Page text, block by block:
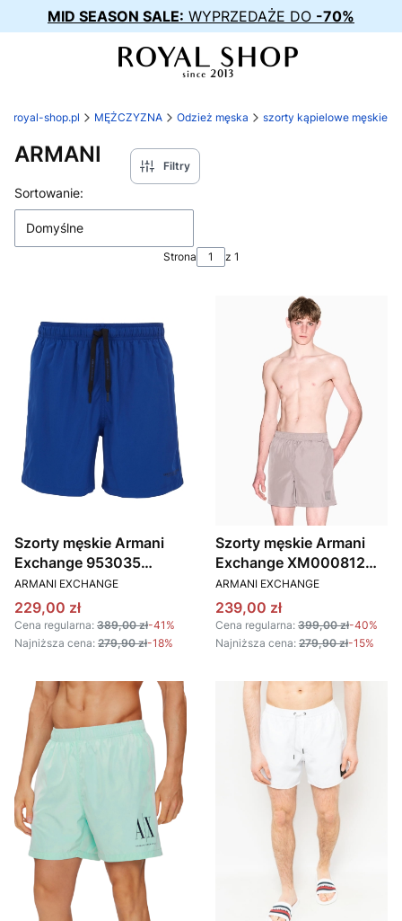
MID SEASON SALE: WYPRZEDAŻE DO -70%
royal-shop.pl MĘŻCZYZNA Odzież męska szorty kąpielowe męskie
ARMANI Filtry
Lista produktów
Sortowanie:
Domyślne
Strona z 1
Szorty męskie Armani
Exchange 953035
CC630 niebieski
PRODUCENT
ARMANI EXCHANGE
Cena promocyjna
229,00 zł
Cena regularna: 389,00 zł-41%
Najniższa cena: 279,90 zł-18%
Szorty męskie Armani
Exchange XM000812
AF13556 beżowy
PRODUCENT
ARMANI EXCHANGE
Cena promocyjna
239,00 zł
Cena regularna: 399,00 zł-40%
Najniższa cena: 279,90 zł-15%